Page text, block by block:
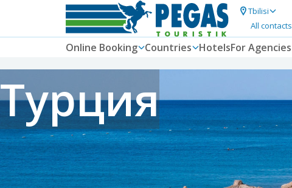
Tbilisi
All contacts
Online Booking Countries HotelsFor Agencies
Турция